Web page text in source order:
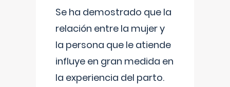
Se ha demostrado que la
relación entre la mujer y
la persona que le atiende
influye en gran medida en
la experiencia del parto.